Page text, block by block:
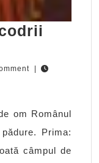
om Românul
Prima:
câmpul de